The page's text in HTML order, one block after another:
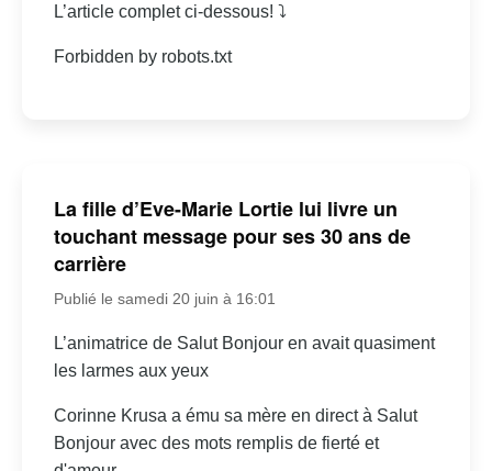
L’article complet ci-dessous! ⤵
Forbidden by robots.txt
La fille d’Eve-Marie Lortie lui livre un
touchant message pour ses 30 ans de
carrière
Publié le samedi 20 juin à 16:01
L’animatrice de Salut Bonjour en avait quasiment
les larmes aux yeux
Corinne Krusa a ému sa mère en direct à Salut
Bonjour avec des mots remplis de fierté et